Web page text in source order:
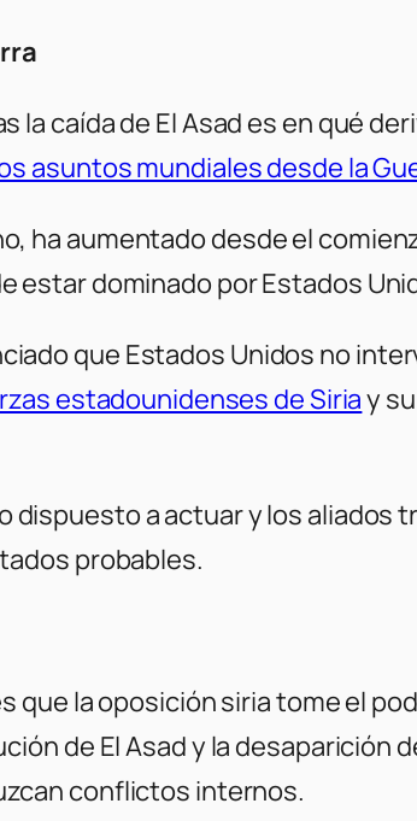
la caída de El Asad es en qué
asuntos mundiales desde la
ha aumentado desde el
estar dominado por Estados
que Estados Unidos no
estadounidenses de Siriay
dispuesto a actuar y los aliados
probables.
que la oposición siria tome el
de El Asad y la
conflictos internos.